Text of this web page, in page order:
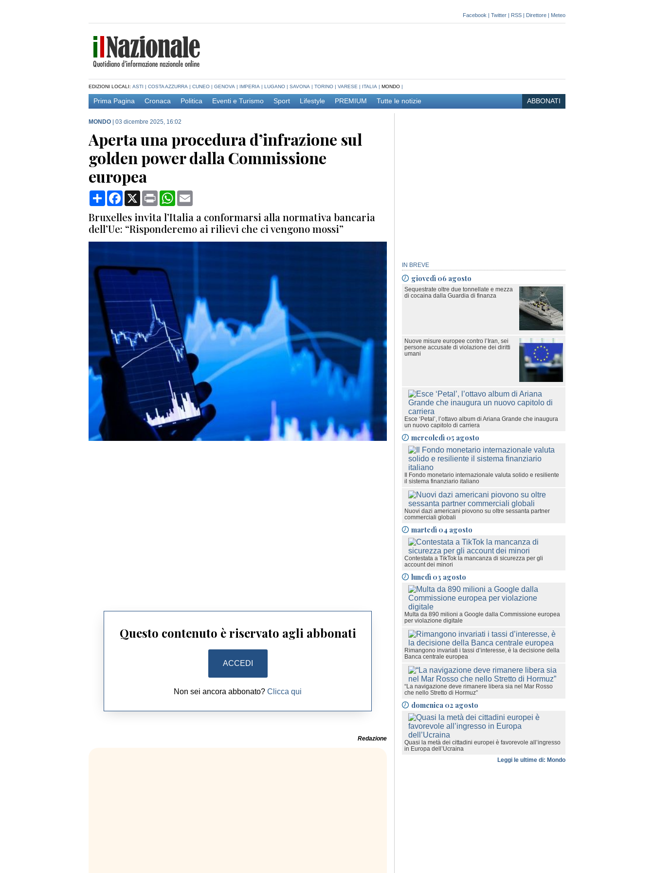
Facebook | Twitter | RSS | Direttore | Meteo
EDIZIONI LOCALI: ASTI | COSTA AZZURRA | CUNEO | GENOVA | IMPERIA | LUGANO | SAVONA | TORINO | VARESE | ITALIA | MONDO |
Prima Pagina Cronaca Politica Eventi e Turismo Sport Lifestyle PREMIUM Tutte le notizie ABBONATI
MONDO 03 dicembre 2025, 16:02
Aperta una procedura d’infrazione sul
golden power dalla Commissione
europea
CondividiFacebook
X Print WhatsApp
Bruxelles invita l’Italia a conformarsi alla normativa bancaria
dell’Ue: “Risponderemo ai rilievi che ci vengono mossi”
Questo contenuto è riservato agli abbonati
ACCEDI
Non sei ancora abbonato? Clicca qui
Redazione
IN BREVE
giovedì 06 agosto
Sequestrate oltre due tonnellate e mezza
di cocaina dalla Guardia di finanza
Nuove misure europee contro l’Iran, sei
persone accusate di violazione dei diritti
umani
Esce ‘Petal’, l’ottavo album di Ariana Grande che inaugura
un nuovo capitolo di carriera
mercoledì 05 agosto
Il Fondo monetario internazionale valuta solido e resiliente
il sistema finanziario italiano
Nuovi dazi americani piovono su oltre sessanta partner
commerciali globali
martedì 04 agosto
Contestata a TikTok la mancanza di sicurezza per gli
account dei minori
lunedì 03 agosto
Multa da 890 milioni a Google dalla Commissione europea
per violazione digitale
Rimangono invariati i tassi d’interesse, è la decisione della
Banca centrale europea
“La navigazione deve rimanere libera sia nel Mar Rosso
che nello Stretto di Hormuz”
domenica 02 agosto
Quasi la metà dei cittadini europei è favorevole all’ingresso
in Europa dell’Ucraina
Leggi le ultime di: Mondo